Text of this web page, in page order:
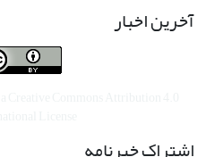
آخرین اخبار